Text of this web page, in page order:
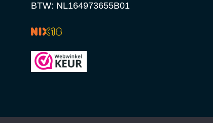
BTW: NL164973655B01